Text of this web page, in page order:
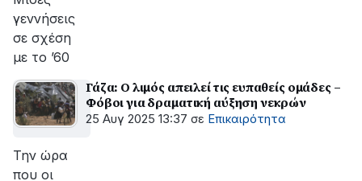
γεννήσεις
σε σχέση
με το ’60
Γάζα: Ο λιμός απειλεί τις ευπαθείς ομάδες –
Φόβοι για δραματική αύξηση νεκρών
25 Αυγ 2025 13:37 σε Επικαιρότητα
Την ώρα
που οι